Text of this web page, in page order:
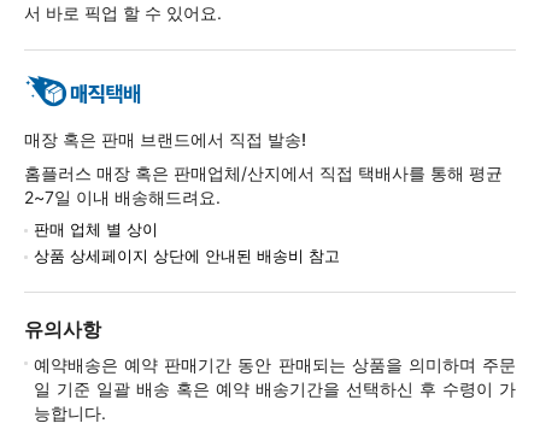
서 바로 픽업 할 수 있어요.
매장 혹은 판매 브랜드에서 직접 발송!
홈플러스 매장 혹은 판매업체/산지에서 직접 택배사를 통해 평균
2~7일 이내 배송해드려요.
판매 업체 별 상이
상품 상세페이지 상단에 안내된 배송비 참고
유의사항
예약배송은 예약 판매기간 동안 판매되는 상품을 의미하며 주문
일 기준 일괄 배송 혹은 예약 배송기간을 선택하신 후 수령이 가
능합니다.